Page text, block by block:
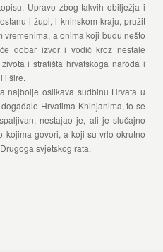
Upravo zbog takvih obilježja i
i župi, i kninskom kraju, pružit
a onima koji budu nešto
dobar izvor i vodič kroz nestale
i stratišta hrvatskoga naroda i
i šire.
najbolje oslikava sudbinu Hrvata u
Hrvatima Kninjanima, to se
nestajao je, ali je slučajno
govori, a koji su vrlo okrutno
svjetskog rata.